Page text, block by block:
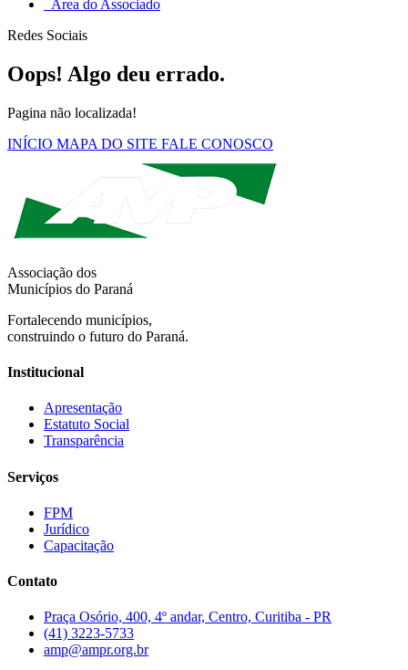
Área do Associado
Redes Sociais
Oops! Algo deu errado.
Pagina não localizada!
INÍCIO MAPA DO SITE FALE CONOSCO
Associação dos
Municípios do Paraná
Fortalecendo municípios,
construindo o futuro do Paraná.
Institucional
Apresentação
Estatuto Social
Transparência
Serviços
FPM
Jurídico
Capacitação
Contato
Praça Osório, 400, 4º andar, Centro, Curitiba - PR
(41) 3223-5733
amp@ampr.org.br